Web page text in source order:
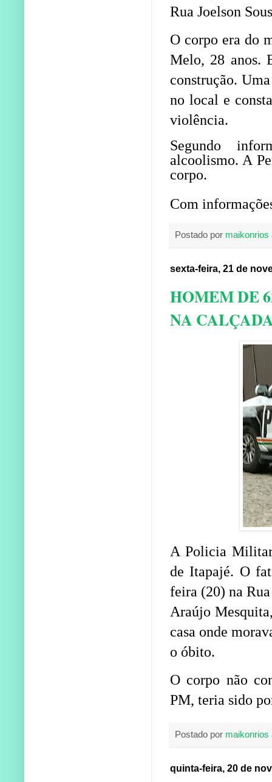
Rua Joelson
O corpo era do
Melo, 28 anos.
construção.
no local e
violência.
Segundo
alcoolismo. A
corpo.
Com
Postado por maikonrios
sexta-feira, 21 de
HOMEM DE
NA
A Policia
de Itapajé. O
feira (20) na
Araújo
casa onde
o óbito.
O corpo não
PM, teria sido
Postado por maikonrios
quinta-feira, 20 de